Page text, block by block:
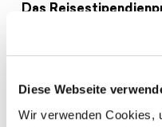
Diese Webseite
Wir verwenden Cookies,
Das
Seit Beginn der
Projektreisen durch
Dabei erhalten junge